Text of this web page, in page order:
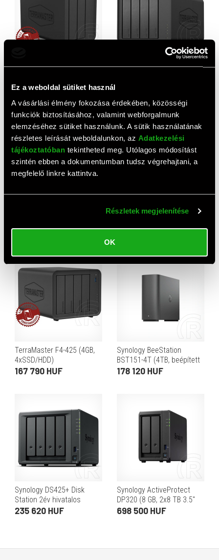
Ez a weboldal sütiket használ
A vásárlási élmény fokozása érdekében, közösségi
funkciók biztosításához, valamint webforgalmunk
elemzéséhez sütiket használunk. A sütik használatának
részletes leírását weboldalunkon, az Adatkezelési
tájékoztatóban tekintheted meg. Utólagos módosítást
szintén ebben a dokumentumban tudsz végrehajtani, a
megfelelő linkre kattintva.
Részletek megjelenítése
OK
55 390 HUF
jótállással
307 050 HUF
Synology DS225+ Disk
jótállással (2 GB,
163 870 HUF
TerraMaster F4-425 (4GB,
4xSSD/HDD)
167 790 HUF
Synology BeeStation
BST151-4T (4TB, beépített
tárhely, fekete)
178 120 HUF
Synology DS425+ Disk
Station 2év hivatalos
jótállással (2 GB,
235 620 HUF
Synology ActiveProtect
DP320 (8 GB, 2x8 TB 3.5"
HDD, RAID 1, 2 fiókos)
698 500 HUF